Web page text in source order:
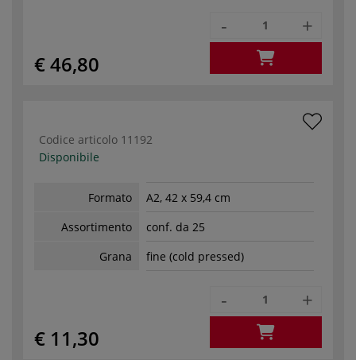
€ 46,80
- +
Codice articolo 11192
Disponibile
Formato
A2, 42 x 59,4 cm
Assortimento
conf. da 25
Grana
fine (cold pressed)
€ 11,30
- +